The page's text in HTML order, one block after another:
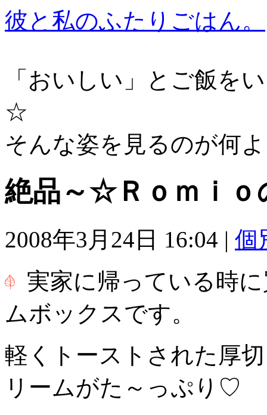
彼と私のふたりごはん。
「おいしい」とご飯を
☆
そんな姿を見るのが何
絶品～☆Ｒｏｍｉｏ
2008年3月24日 16:04 | 個
実家に帰っている時
ムボックスです。
軽くトーストされた厚
リームがた～っぷり♡